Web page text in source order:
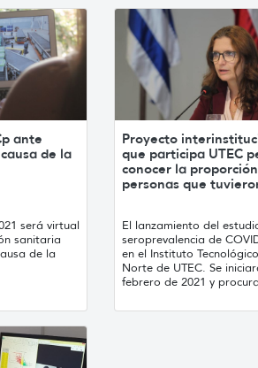
ante
de la
será virtual
sanitaria
de la
Proyecto
que participa UTEC
conocer la
personas que
El lanzamiento del
seroprevalencia de
en el Instituto
Norte de UTEC. Se
febrero de 2021 y